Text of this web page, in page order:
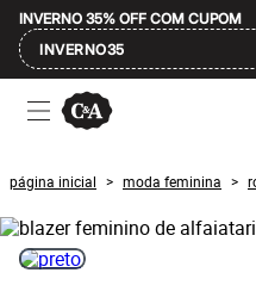
INVERNO 35% OFF COM CUPOM
INVERNO35
Ofertas
Compre por Departamento
Masculino
Infantil
Calçados
Mindse7
Plus Size
página inicial > moda feminina >